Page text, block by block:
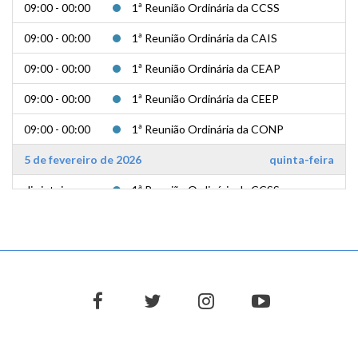
09:00 - 00:00 1ª Reunião Ordinária da CCSS
09:00 - 00:00 1ª Reunião Ordinária da CAIS
09:00 - 00:00 1ª Reunião Ordinária da CEAP
09:00 - 00:00 1ª Reunião Ordinária da CEEP
09:00 - 00:00 1ª Reunião Ordinária da CONP
5 de fevereiro de 2026 quinta-feira
dia inteiro 1ª Reunião Ordinária da CCSS
dia inteiro 1ª Reunião Ordinária da CEAP
1ª Reunião Ordinária da CONP
facebooktwitter instagramyoutube